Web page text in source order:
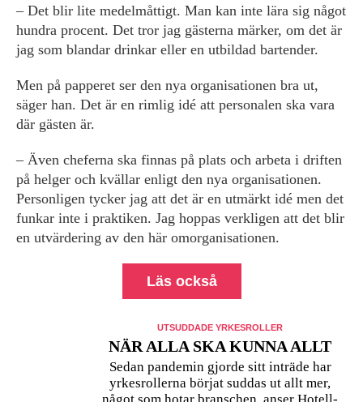
– Det blir lite medelmåttigt. Man kan inte lära sig något
hundra procent. Det tror jag gästerna märker, om det är
jag som blandar drinkar eller en utbildad bartender.
Men på papperet ser den nya organisationen bra ut,
säger han. Det är en rimlig idé att personalen ska vara
där gästen är.
– Även cheferna ska finnas på plats och arbeta i driften
på helger och kvällar enligt den nya organisationen.
Personligen tycker jag att det är en utmärkt idé men det
funkar inte i praktiken. Jag hoppas verkligen att det blir
en utvärdering av den här omorganisationen.
Läs också
UTSUDDADE YRKESROLLER
NÄR ALLA SKA KUNNA ALLT
Sedan pandemin gjorde sitt inträde har
yrkesrollerna börjat suddas ut allt mer,